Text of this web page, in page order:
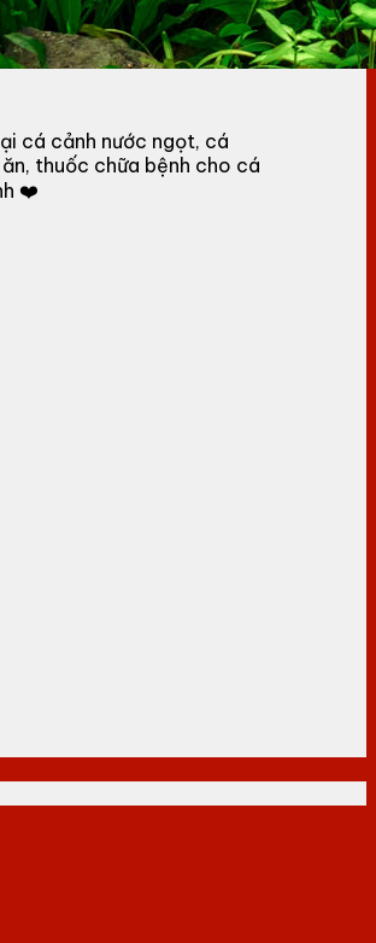
cá cảnh nước ngọt, cá
thuốc chữa bệnh cho cá
❤️